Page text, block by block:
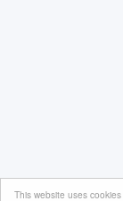
This website uses